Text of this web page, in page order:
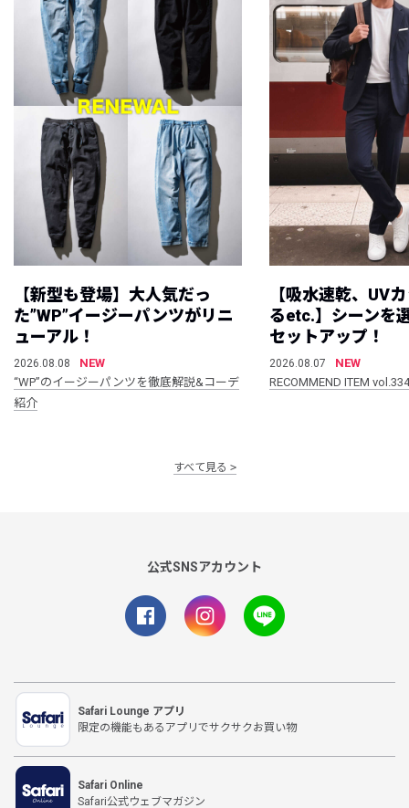
【新型も登場】大人気だっ
た”WP”イージーパンツがリニ
ューアル！
2026.08.08
NEW
“WP”のイージーパンツを徹底解説&コーデ
紹介
【吸水速乾、UV
るetc.】シーンを
セットアップ！
2026.08.07
NEW
RECOMMEND ITEM vol.334
すべて見る
公式SNSアカウント
Safari Lounge アプリ
限定の機能もあるアプリでサクサクお買い物
Safari Online
Safari公式ウェブマガジン